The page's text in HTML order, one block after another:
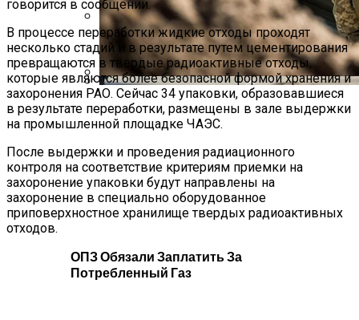
Международная Реакция На Тарифы
Трампа: Что Стоит На Кону
Кризис Безопасности На Гаити:
Ужасающая Реальность Безнадежной
Стало Известно, Сколько Бойцов ВСУ
Погибло С Прошлого Перемирия
говорится в сообщении.
В процессе переработки жидкие отходы проходят
несколько стадий и в результате путем цементирования
превращаются в твердые радиоактивные отходы,
которые являются более безопасной формой хранения и
захоронения РАО. Сейчас 34 упаковки, образовавшиеся
в результате переработки, размещены в зале выдержки
на промышленной площадке ЧАЭС.
После выдержки и проведения радиационного
контроля на соответствие критериям приемки на
захоронение упаковки будут направлены на
захоронение в специально оборудованное
приповерхностное хранилище твердых радиоактивных
отходов.
ОПЗ Обязали Заплатить За
Потребленный Газ